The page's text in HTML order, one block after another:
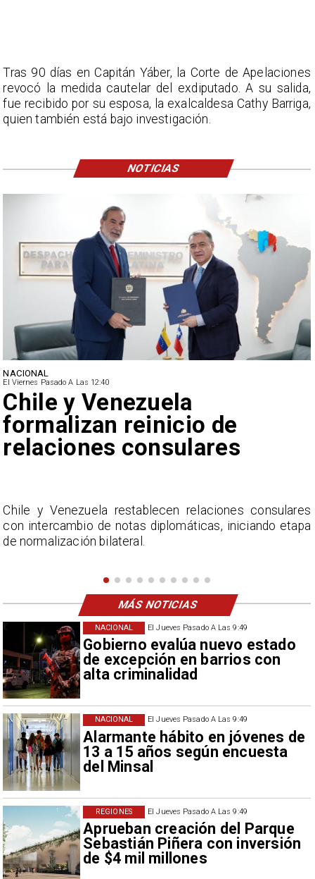
El Jueves Pasado A Las 9:49
Gobierno evalúa nuevo estado
de excepción en barrios con
alta criminalidad
NACIONAL
El Jueves Pasado A Las 9:49
Alarmante hábito en jóvenes de
13 a 15 años según encuesta
del Minsal
NACIONAL
El Jueves Pasado A Las 9:49
Aprueban creación del Parque
Sebastián Piñera con inversión
de $4 mil millones
REGIONES
NACIONAL
El Viernes Pasado A Las 12:40
Feriantes rechazan dichos
de Camila Flores sobre
Fabiola Campillai
La Confederación Nacional de Ferias Libres (ASOF)
considera inaceptable que se refieran a Fabiola
Campillai como 'señora de feria', expresión utilizada
Tras 90 días en Capitán Yáber, la Corte de Apelaciones
revocó la medida cautelar del exdiputado. A su salida,
fue recibido por su esposa, la exalcaldesa Cathy Barriga,
quien también está bajo investigación.
NOTICIAS
MÁS NOTICIAS